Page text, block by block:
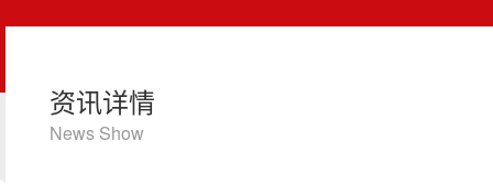
资讯详情
News Show